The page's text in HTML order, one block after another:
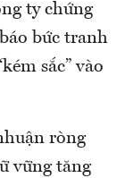
ty chứng
bức tranh
sắc” vào
ròng
vững tăng